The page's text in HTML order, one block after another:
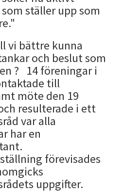
ställer upp som
vi bättre kunna
och beslut som
? 14 föreningar i
till
möte den 19
resulterade i ett
var alla
har en
förevisades
uppgifter.